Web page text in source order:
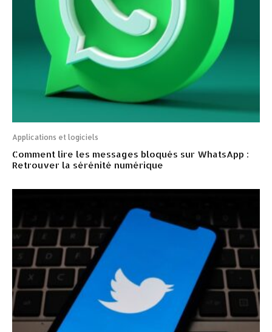
Applications et logiciels
Comment lire les messages bloqués sur WhatsApp :
Retrouver la sérénité numérique